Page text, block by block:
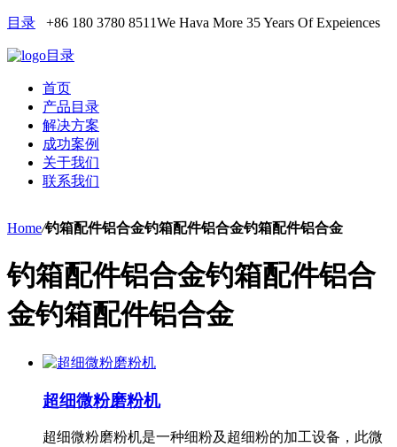
目录 +86 180 3780 8511We Hava More 35 Years Of Expeiences
目录
首页
产品目录
解决方案
成功案例
关于我们
联系我们
Home/钓箱配件铝合金钓箱配件铝合金钓箱配件铝合金
钓箱配件铝合金钓箱配件铝合
金钓箱配件铝合金
超细微粉磨粉机
超细微粉磨粉机是一种细粉及超细粉的加工设备，此微